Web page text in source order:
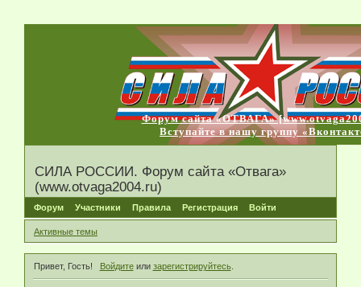
Форум сайта «ОТВАГА»
Вступайте в нашу группу
СИЛА РОССИИ. Форум сайта «Отвага»
(www.otvaga2004.ru)
Форум Участники Правила Регистрация Войти
Активные темы
Привет, Гость! Войдитеили зарегистрируйтесь.